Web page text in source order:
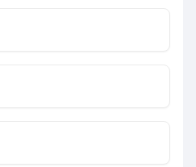
هل يمكنني جمع